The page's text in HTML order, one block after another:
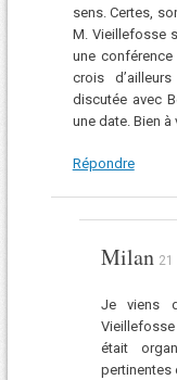
sens. Certes,
M. Vieillefosse
une conférence
crois
discutée avec
une date. Bien à
Répondre
Milan 21
Je viens
était
pertinentes